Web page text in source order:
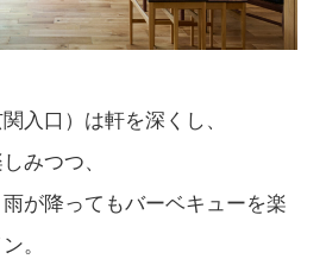
入口）は軒を深くし、
みつつ、
が降ってもバーベキューを楽
。